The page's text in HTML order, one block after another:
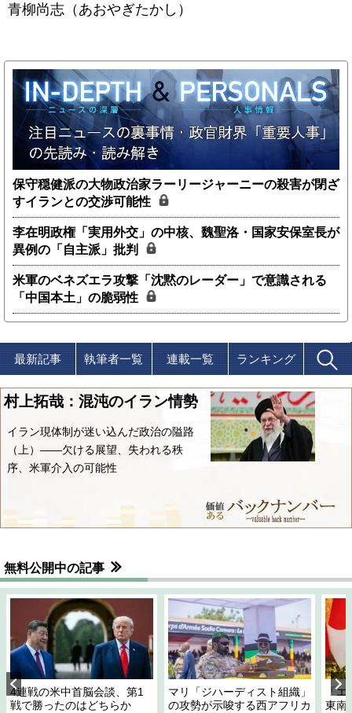
青柳尚志（あおやぎたかし）
保守穏健派の大物政治家ラーリージャーニーの殺害が閉ざ
すイランとの交渉可能性
李在明政権「実用外交」の中核、魏聖洛・国家安保室長が
異例の「自主派」批判
米軍のベネズエラ攻撃「沈黙のレーダー」で意識される
「中国本土」の脆弱性
最新記事 執筆者一覧 連載一覧 ランキング
村上拓哉：混沌のイラン情勢
イラン現体制が迷い込んだ政治の隘路
（上）――欠ける展望、失われる秩
序、米軍介入の可能性
無料公開中の記事
4連戦の米中首脳会談、第1
戦で勝ったのはどちらか
マリ「ジハーディスト組織」
の攻勢が示唆する西アフリカ
「
東南